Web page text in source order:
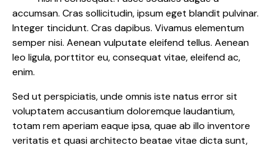
accumsan. Cras sollicitudin, ipsum eget blandit pulvinar.
Integer tincidunt. Cras dapibus. Vivamus elementum
semper nisi. Aenean vulputate eleifend tellus. Aenean
leo ligula, porttitor eu, consequat vitae, eleifend ac,
enim.
Sed ut perspiciatis, unde omnis iste natus error sit
voluptatem accusantium doloremque laudantium,
totam rem aperiam eaque ipsa, quae ab illo inventore
veritatis et quasi architecto beatae vitae dicta sunt,